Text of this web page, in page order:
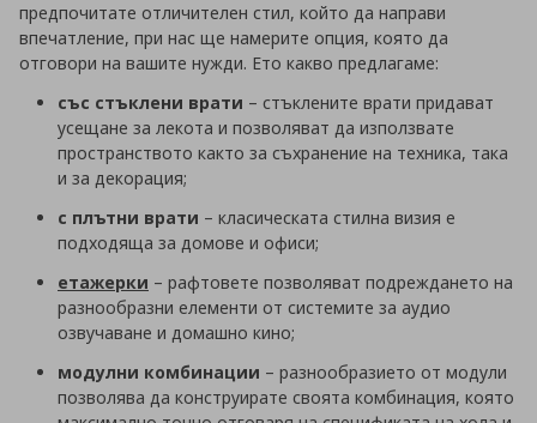
предпочитате отличителен стил, който да направи
впечатление, при нас ще намерите опция, която да
отговори на вашите нужди. Ето какво предлагаме:
със стъклени врати – стъклените врати придават
усещане за лекота и позволяват да използвате
пространството както за съхранение на техника, така
и за декорация;
с плътни врати – класическата стилна визия е
подходяща за домове и офиси;
етажерки – рафтовете позволяват подреждането на
разнообразни елементи от системите за аудио
озвучаване и домашно кино;
модулни комбинации – разнообразието от модули
позволява да конструирате своята комбинация, която